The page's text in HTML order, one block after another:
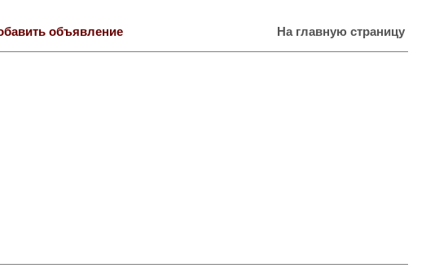
объявление На главную страницу